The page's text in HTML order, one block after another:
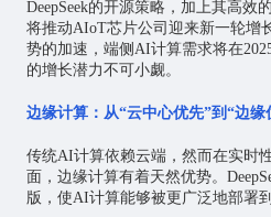
DeepSeek的开源策略，加上其高效
将推动AIoT芯片公司迎来新一轮增
势的加速，端侧AI计算需求将在
的增长潜力不可小觑。
边缘计算：从“云中心优先”到“边缘
传统AI计算依赖云端，然而在实时
面，边缘计算有着天然优势。
版，使AI计算能够被更广泛地部署